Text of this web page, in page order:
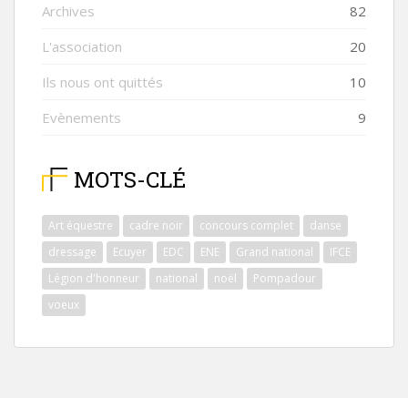
Archives
82
L'association
20
Ils nous ont quittés
10
Evènements
9
MOTS-CLÉ
Art équestre cadre noir concours complet
danse
dressage
Ecuyer EDC ENE Grand national
IFCE
Légion d'honneur
national noël
Pompadour
voeux